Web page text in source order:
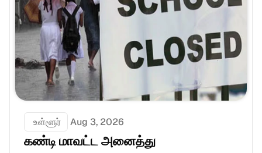
உள்ளூர் Aug 3, 2026
கண்டி மாவட்ட அனைத்து